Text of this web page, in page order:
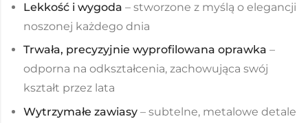
Lekkość i wygoda – stworzone z myślą o elegancji
noszonej każdego dnia
Trwała, precyzyjnie wyprofilowana oprawka –
odporna na odkształcenia, zachowująca swój
kształt przez lata
Wytrzymałe zawiasy – subtelne, metalowe detale